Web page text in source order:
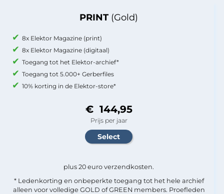
PRINT (Gold)
8x Elektor Magazine (print)
8x Elektor Magazine (digitaal)
Toegang tot het Elektor-archief*
Toegang tot 5.000+ Gerberfiles
10% korting in de Elektor-store*
€ 144,95
Prijs per jaar
plus 20 euro verzendkosten.
* Ledenkorting en onbeperkte toegang tot het hele archief
alleen voor volledige GOLD of GREEN members. Proefleden